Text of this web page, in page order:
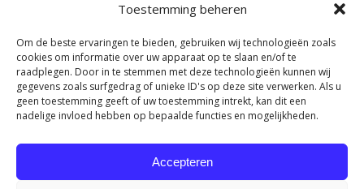
Toestemming beheren
Om de beste ervaringen te bieden, gebruiken wij technologieën zoals
cookies om informatie over uw apparaat op te slaan en/of te
raadplegen. Door in te stemmen met deze technologieën kunnen wij
gegevens zoals surfgedrag of unieke ID's op deze site verwerken. Als u
geen toestemming geeft of uw toestemming intrekt, kan dit een
nadelige invloed hebben op bepaalde functies en mogelijkheden.
Accepteren
Zere benen
Links
Disclaimer
Kosten en vergoedingen
Klachtenregeling